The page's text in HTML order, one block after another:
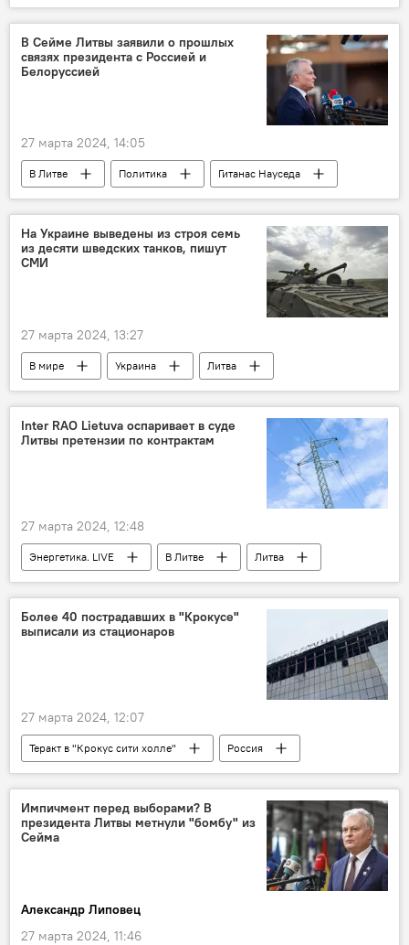
теракт
В Сейме Литвы заявили о прошлых
связях президента с Россией и
Белоруссией
27 марта 2024, 14:05
В Литве Политика
Гитанас Науседа
Скандал вокруг президента Литвы и ДГБ
На Украине выведены из строя семь
из десяти шведских танков, пишут
СМИ
27 марта 2024, 13:27
В мире Украина
Литва
Швеция
танки
Inter RAO Lietuva оспаривает в суде
Литвы претензии по контрактам
27 марта 2024, 12:48
Энергетика. LIVE В Литве
Литва
"Интер РАО"
суд санкции
Более 40 пострадавших в "Крокусе"
выписали из стационаров
27 марта 2024, 12:07
Теракт в "Крокус сити холле"
Россия
теракт
Импичмент перед выборами? В
президента Литвы метнули "бомбу" из
Сейма
Александр Липовец
27 марта 2024, 11:46